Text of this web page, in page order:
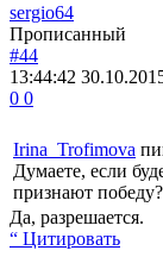
sergio64
Прописанный
#44
13:44:42
0 0
Irina_Trofimova
Думаете, если
признают победу?
Да, разрешается.
“ Цитировать